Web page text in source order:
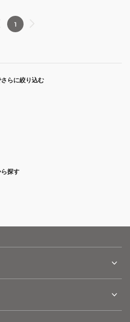
1
らに絞り込む
探す